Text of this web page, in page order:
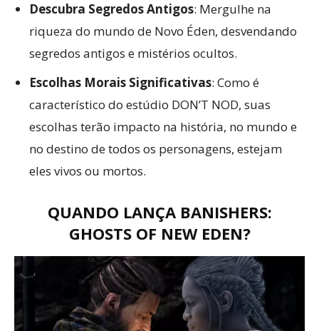
Descubra Segredos Antigos: Mergulhe na
riqueza do mundo de Novo Éden, desvendando
segredos antigos e mistérios ocultos.
Escolhas Morais Significativas: Como é
característico do estúdio DON’T NOD, suas
escolhas terão impacto na história, no mundo e
no destino de todos os personagens, estejam
eles vivos ou mortos.
QUANDO LANÇA BANISHERS:
GHOSTS OF NEW EDEN?